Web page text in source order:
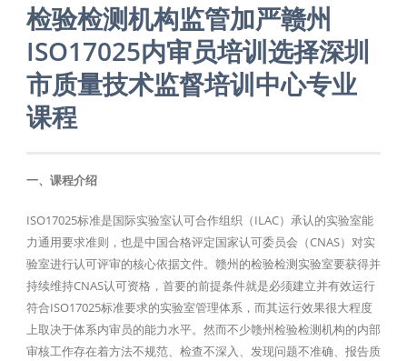
检验检测机构监管加严赣州
ISO17025内审员培训选择深圳
市质量技术监督培训中心专业
课程
一、课程介绍
ISO17025标准是国际实验室认可合作组织（ILAC）承认的实验室能
力通用要求准则，也是中国合格评定国家认可委员会（CNAS）对实
验室进行认可评审的核心依据文件。赣州的检验检测实验室要获得并
持续维持CNAS认可资格，首要的前提条件就是必须建立并有效运行
符合ISO17025标准要求的实验室管理体系，而其运行效果很大程度
上取决于体系内审员的能力水平。然而不少赣州检验检测机构的内部
审核工作存在着方法不规范、检查不深入、发现问题不准确、报告质